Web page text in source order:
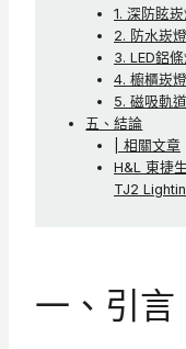
1. 深防眩
2. 防水崁燈
3. LED鋁
4. 櫥櫃崁燈
5. 磁吸軌
五、結論
| 相關文章
H&L 東捷
TJ2
一、引言